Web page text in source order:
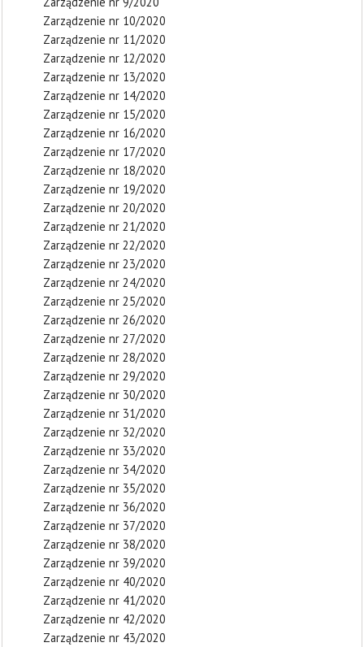
Zarządzenie nr 10/2020
Zarządzenie nr 11/2020
Zarządzenie nr 12/2020
Zarządzenie nr 13/2020
Zarządzenie nr 14/2020
Zarządzenie nr 15/2020
Zarządzenie nr 16/2020
Zarządzenie nr 17/2020
Zarządzenie nr 18/2020
Zarządzenie nr 19/2020
Zarządzenie nr 20/2020
Zarządzenie nr 21/2020
Zarządzenie nr 22/2020
Zarządzenie nr 23/2020
Zarządzenie nr 24/2020
Zarządzenie nr 25/2020
Zarządzenie nr 26/2020
Zarządzenie nr 27/2020
Zarządzenie nr 28/2020
Zarządzenie nr 29/2020
Zarządzenie nr 30/2020
Zarządzenie nr 31/2020
Zarządzenie nr 32/2020
Zarządzenie nr 33/2020
Zarządzenie nr 34/2020
Zarządzenie nr 35/2020
Zarządzenie nr 36/2020
Zarządzenie nr 37/2020
Zarządzenie nr 38/2020
Zarządzenie nr 39/2020
Zarządzenie nr 40/2020
Zarządzenie nr 41/2020
Zarządzenie nr 42/2020
Zarządzenie nr 43/2020